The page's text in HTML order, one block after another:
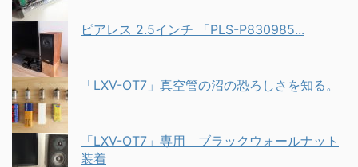
ピアレス 2.5インチ 「PLS-P830985...
「LXV-OT7」真空管の沼の恐ろしさを知る。
「LXV-OT7」専用 ブラックウォールナット
装着